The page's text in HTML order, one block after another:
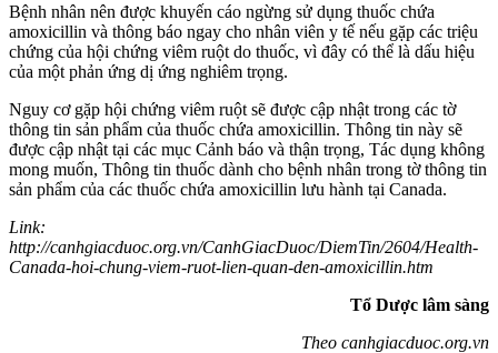
Bệnh nhân nên được khuyến cáo ngừng sử dụng thuốc chứa
amoxicillin và thông báo ngay cho nhân viên y tế nếu gặp các triệu
chứng của hội chứng viêm ruột do thuốc, vì đây có thể là dấu hiệu
của một phản ứng dị ứng nghiêm trọng.
Nguy cơ gặp hội chứng viêm ruột sẽ được cập nhật trong các tờ
thông tin sản phẩm của thuốc chứa amoxicillin. Thông tin này sẽ
được cập nhật tại các mục Cảnh báo và thận trọng, Tác dụng không
mong muốn, Thông tin thuốc dành cho bệnh nhân trong tờ thông tin
sản phẩm của các thuốc chứa amoxicillin lưu hành tại Canada.
Link:
http://canhgiacduoc.org.vn/CanhGiacDuoc/DiemTin/2604/Health-
Canada-hoi-chung-viem-ruot-lien-quan-den-amoxicillin.htm
Tổ Dược lâm sàng
Theo canhgiacduoc.org.vn